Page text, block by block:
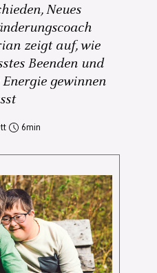
Neues
zeigt auf, wie
Beenden und
gewinnen
6